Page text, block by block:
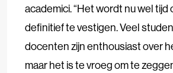
academici. “Het wordt nu wel tijd
definitief te vestigen. Veel
docenten zijn enthousiast over
maar het is te vroeg om te